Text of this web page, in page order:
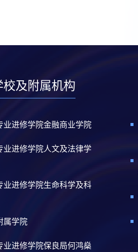
校及附属机构
业进修学院金融商业学院
业进修学院人文及法律学
业进修学院生命科学及科
属学院
业进修学院保良局何鸿燊